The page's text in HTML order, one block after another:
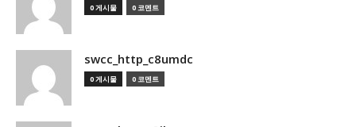
0 게시물 0 코멘트
swcc_http_c8umdc
0 게시물 0 코멘트